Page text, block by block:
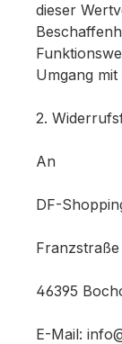
dieser
Umgang
2.
An
DF-
Franzstraße
46395
E-Mail: